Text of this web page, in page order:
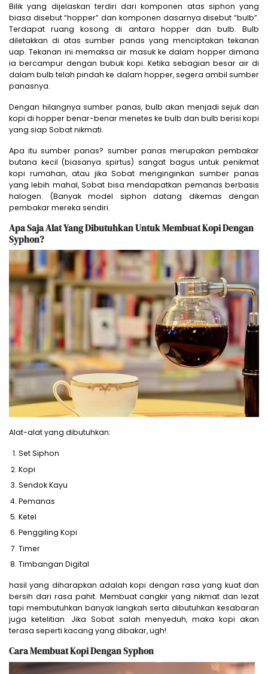
Bilik yang dijelaskan terdiri dari komponen atas siphon yang
biasa disebut “hopper” dan komponen dasarnya disebut “bulb”.
Terdapat ruang kosong di antara hopper dan bulb. Bulb
diletakkan di atas sumber panas yang menciptakan tekanan
uap. Tekanan ini memaksa air masuk ke dalam hopper dimana
ia bercampur dengan bubuk kopi. Ketika sebagian besar air di
dalam bulb telah pindah ke dalam hopper, segera ambil sumber
panasnya.
Dengan hilangnya sumber panas, bulb akan menjadi sejuk dan
kopi di hopper benar-benar menetes ke bulb dan bulb berisi kopi
yang siap Sobat nikmati.
Apa itu sumber panas? sumber panas merupakan pembakar
butana kecil (biasanya spirtus) sangat bagus untuk penikmat
kopi rumahan, atau jika Sobat menginginkan sumber panas
yang lebih mahal, Sobat bisa mendapatkan pemanas berbasis
halogen. (Banyak model siphon datang dikemas dengan
pembakar mereka sendiri.
Apa Saja Alat Yang Dibutuhkan Untuk Membuat Kopi Dengan
Syphon?
Alat-alat yang dibutuhkan:
Set Siphon
Kopi
Sendok Kayu
Pemanas
Ketel
Penggiling Kopi
Timer
Timbangan Digital
hasil yang diharapkan adalah kopi dengan rasa yang kuat dan
bersih dari rasa pahit. Membuat cangkir yang nikmat dan lezat
tapi membutuhkan banyak langkah serta dibutuhkan kesabaran
juga ketelitian. Jika Sobat salah menyeduh, maka kopi akan
terasa seperti kacang yang dibakar, ugh!.
Cara Membuat Kopi Dengan Syphon